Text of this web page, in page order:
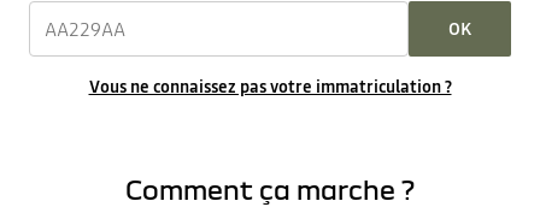
OK
Vous ne connaissez pas votre immatriculation ?
Comment ça marche ?